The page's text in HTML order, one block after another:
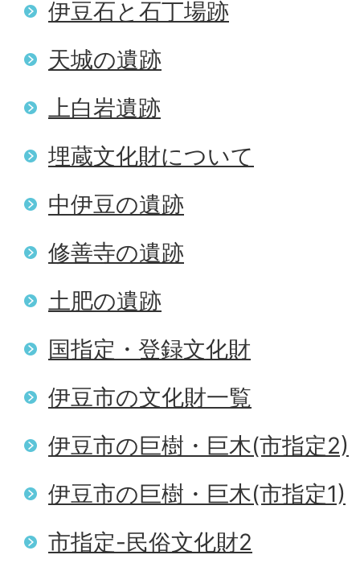
伊豆石と石丁場跡
天城の遺跡
上白岩遺跡
埋蔵文化財について
中伊豆の遺跡
修善寺の遺跡
土肥の遺跡
国指定・登録文化財
伊豆市の文化財一覧
伊豆市の巨樹・巨木(市指定2)
伊豆市の巨樹・巨木(市指定1)
市指定-民俗文化財2